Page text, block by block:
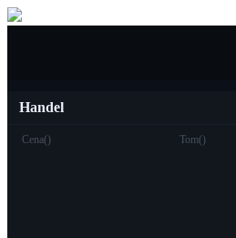
Handel
Cena() Tom()